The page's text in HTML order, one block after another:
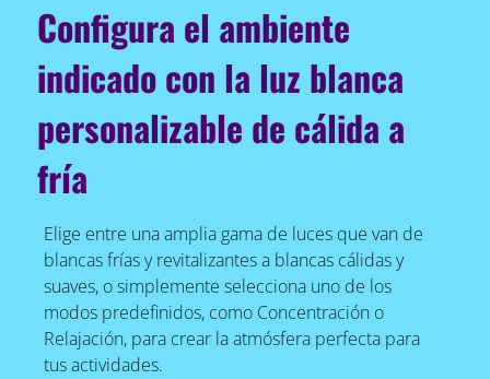
Configura el ambiente
indicado con la luz blanca
personalizable de cálida a
fría
Elige entre una amplia gama de luces que van de
blancas frías y revitalizantes a blancas cálidas y
suaves, o simplemente selecciona uno de los
modos predefinidos, como Concentración o
Relajación, para crear la atmósfera perfecta para
tus actividades.